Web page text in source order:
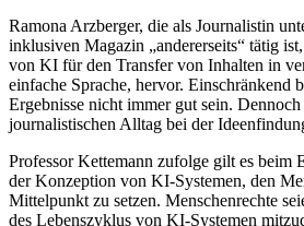
Ramona Arzberger, die als Journalistin
inklusiven Magazin „andererseits“ tätig
von KI für den Transfer von Inhalten in
einfache Sprache, hervor. Einschränkend
Ergebnisse nicht immer gut sein.
journalistischen Alltag bei der
Professor Kettemann zufolge gilt es beim
der Konzeption von KI-Systemen, den
Mittelpunkt zu setzen. Menschenrechte
des Lebenszyklus von KI-Systemen